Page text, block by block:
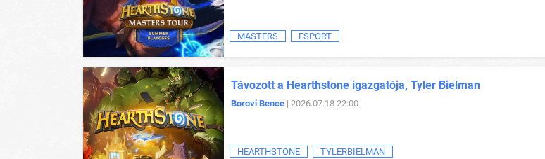
MASTERS ESPORT
Távozott a Hearthstone igazgatója, Tyler Bielman
Borovi Bence | 2026.07.18 22:00
HEARTHSTONE TYLERBIELMAN